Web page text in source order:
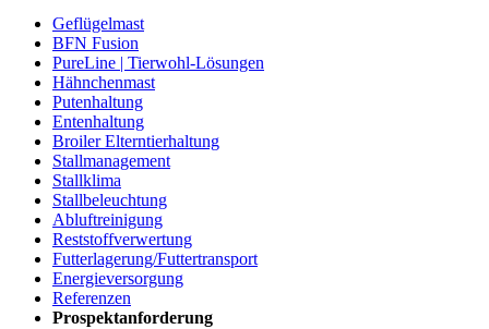
Geflügelmast
BFN Fusion
PureLine | Tierwohl-Lösungen
Hähnchenmast
Putenhaltung
Entenhaltung
Broiler Elterntierhaltung
Stallmanagement
Stallklima
Stallbeleuchtung
Abluftreinigung
Reststoffverwertung
Futterlagerung/Futtertransport
Energieversorgung
Referenzen
Prospektanforderung